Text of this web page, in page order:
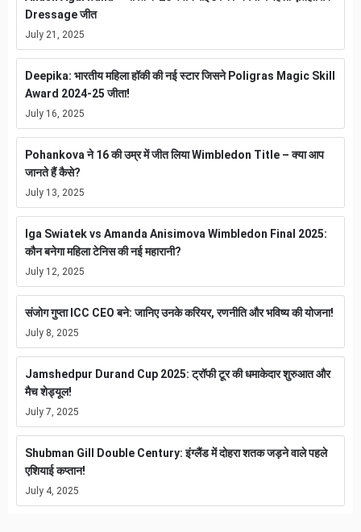
Dressage जीत
July 21, 2025
Deepika: भारतीय महिला हॉकी की नई स्टार जिसने Poligras Magic Skill
Award 2024-25 जीता!
July 16, 2025
Pohankova ने 16 की उम्र में जीत लिया Wimbledon Title – क्या आप
जानते हैं कैसे?
July 13, 2025
Iga Swiatek vs Amanda Anisimova Wimbledon Final 2025:
कौन बनेगा महिला टेनिस की नई महारानी?
July 12, 2025
संजोग गुप्ता ICC CEO बने: जानिए उनके करियर, रणनीति और भविष्य की योजना!
July 8, 2025
Jamshedpur Durand Cup 2025: ट्रॉफी टूर की धमाकेदार शुरुआत और
मैच शेड्यूल!
July 7, 2025
Shubman Gill Double Century: इंग्लैंड में दोहरा शतक जड़ने वाले पहले
एशियाई कप्तान!
July 4, 2025